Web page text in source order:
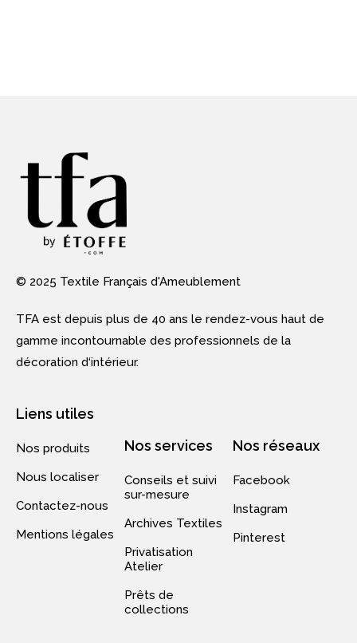
© 2025 Textile Français d'Ameublement
TFA est depuis plus de 40 ans le rendez-vous haut de
gamme incontournable des professionnels de la
décoration d‘intérieur.
Liens utiles
Nos produits
Nous localiser
Contactez-nous
Mentions légales
Nos services
Conseils et suivi
sur-mesure
Archives Textiles
Privatisation
Atelier
Prêts de
collections
Nos réseaux
Facebook
Instagram
Pinterest